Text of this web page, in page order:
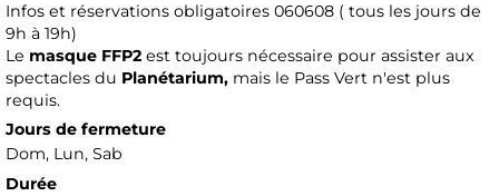
Infos et réservations obligatoires 060608 ( tous les jours de
9h à 19h)
Le masque FFP2 est toujours nécessaire pour assister aux
spectacles du Planétarium, mais le Pass Vert n'est plus
requis.
Jours de fermeture
Dom, Lun, Sab
Durée